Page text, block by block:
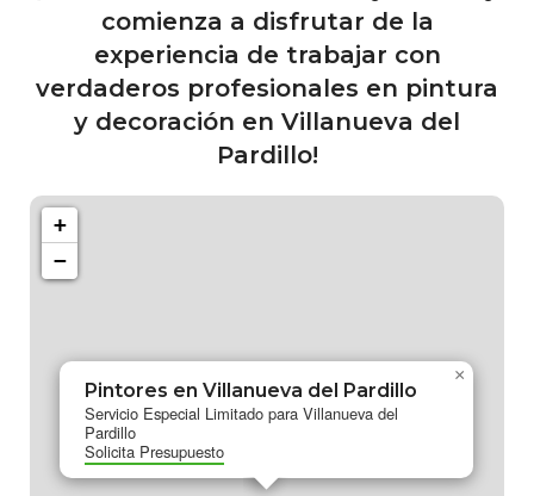
comienza a disfrutar de la
experiencia de trabajar con
verdaderos profesionales en pintura
y decoración en Villanueva del
Pardillo!
Pintores en Villanueva del Pardillo
Servicio Especial Limitado para Villanueva del
Pardillo
Solicita Presupuesto
×
+
−